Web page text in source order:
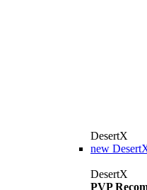
DesertX
new
DesertX
PVP